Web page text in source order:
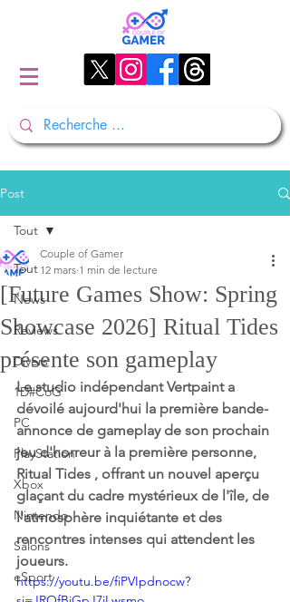
Post
Tout
News
Reviews
Divers
1D#CoG
PC
PlayStation
Xbox
Nintendo
Salons
eSport
Tout
[Future Games Show: Spring
Showcase 2026] Ritual Tides
présente son gameplay
Couple of Gamer
12 mars 1 min de lecture
Le studio indépendant Vertpaint a
dévoilé aujourd'hui la première bande-
annonce de gameplay de son prochain
jeu d'horreur à la première personne,
Ritual Tides , offrant un nouvel aperçu
glaçant du cadre mystérieux de l'île, de
l'atmosphère inquiétante et des
rencontres intenses qui attendent les
joueurs.
https://youtu.be/fiPVIpdnocw?